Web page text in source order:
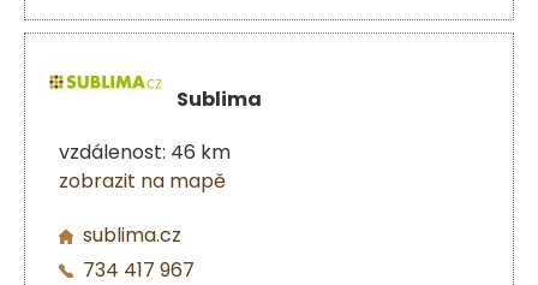
Sublima
vzdálenost: 46 km
zobrazit na mapě
sublima.cz
734 417 967